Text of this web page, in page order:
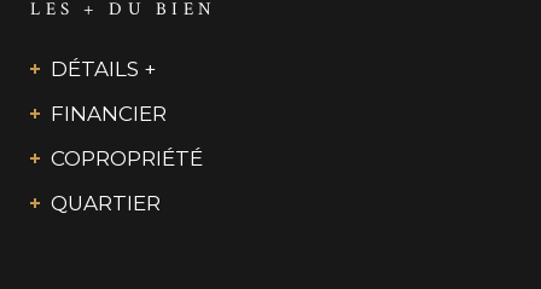
LES + DU BIEN
DÉTAILS +
FINANCIER
COPROPRIÉTÉ
QUARTIER